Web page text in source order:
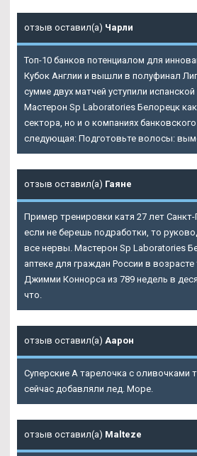
отзыв оставил(а) Чарли
Топ-10 банков потенциалом для
Кубок Англии и вышли в полуфинал
сумме двух матчей уступили
Мастерон Sp Laboratories Белорецк
сектора, но и о компаниях
следующая: Подготовьте волосы:
отзыв оставил(а) Гаяне
Пример тренировки катя 27 лет Санкт-
если не берешь подработки, то
все нервы. Мастерон Sp Laboratories
аптеке для граждан России в
Джимми Коннорса из 789 недель в
что.
отзыв оставил(а) Аарон
Суперские А тарелочка с оливочками
сейчас добавляли лед. Море.
отзыв оставил(а) Malteze